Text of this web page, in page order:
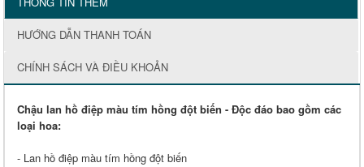
HƯỚNG DẪN THANH TOÁN
CHÍNH SÁCH VÀ ĐIỀU KHOẢN
Chậu lan hồ điệp màu tím hồng đột biến - Độc đáo bao gồm các
loại hoa:
- Lan hồ điệp màu tím hồng đột biến